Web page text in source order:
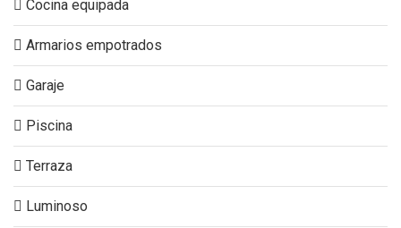
Cocina equipada
Armarios empotrados
Garaje
Piscina
Terraza
Luminoso